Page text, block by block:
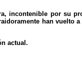
incontenible por su
han vuelto
actual.